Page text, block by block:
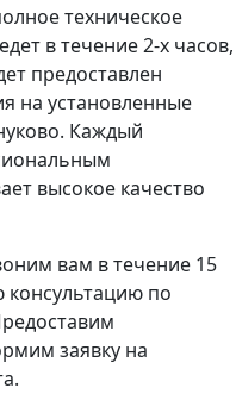
техническое
в течение 2-х часов,
предоставлен
на установленные
Каждый
высокое качество
вам в течение 15
консультацию по
заявку на